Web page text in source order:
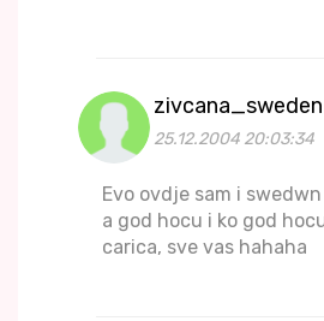
zivcana_sweden
25.12.2004 20:03:34
Evo ovdje sam i
a god hocu i ko god
carica, sve vas hahaha